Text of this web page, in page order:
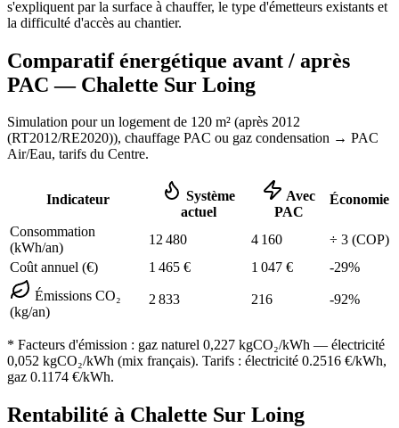
s'expliquent par la surface à chauffer, le type d'émetteurs existants et
la difficulté d'accès au chantier.
Comparatif énergétique avant / après
PAC — Chalette Sur Loing
Simulation pour un logement de 120 m² (après 2012
(RT2012/RE2020)), chauffage PAC ou gaz condensation → PAC
Air/Eau, tarifs du Centre.
Indicateur
Système
actuel
Avec
PAC
Économie
Consommation
(kWh/an)
12 480 4 160 ÷ 3 (COP)
Coût annuel (€)
1 465 € 1 047 € -29%
Émissions CO₂
(kg/an)
2 833 216 -92%
* Facteurs d'émission : gaz naturel 0,227 kgCO₂/kWh — électricité
0,052 kgCO₂/kWh (mix français). Tarifs : électricité 0.2516 €/kWh,
gaz 0.1174 €/kWh.
Rentabilité à Chalette Sur Loing